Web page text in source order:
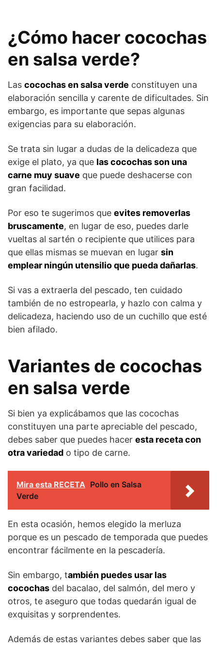
¿Cómo hacer cocochas
en salsa verde?
Las cocochas en salsa verde constituyen una
elaboración sencilla y carente de dificultades. Sin
embargo, es importante que sepas algunas
exigencias para su elaboración.
Se trata sin lugar a dudas de la delicadeza que
exige el plato, ya que las cocochas son una
carne muy suave que puede deshacerse con
gran facilidad.
Por eso te sugerimos que evites removerlas
bruscamente, en lugar de eso, puedes darle
vueltas al sartén o recipiente que utilices para
que ellas mismas se muevan en lugar sin
emplear ningún utensilio que pueda dañarlas.
Si vas a extraerla del pescado, ten cuidado
también de no estropearla, y hazlo con calma y
delicadeza, haciendo uso de un cuchillo que esté
bien afilado.
Variantes de cocochas
en salsa verde
Si bien ya explicábamos que las cocochas
constituyen una parte apreciable del pescado,
debes saber que puedes hacer esta receta con
otra variedad o tipo de carne.
Mira esta RECETA Pollo en Salsa
Verde
En esta ocasión, hemos elegido la merluza
porque es un pescado de temporada que puedes
encontrar fácilmente en la pescadería.
Sin embargo, también puedes usar las
cocochas del bacalao, del salmón, del mero y
otros, te aseguro que todas quedarán igual de
exquisitas y sorprendentes.
Además de estas variantes debes saber que las